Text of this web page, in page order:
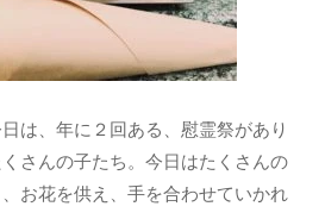
は、年に２回ある、慰霊祭があり
さんの子たち。今日はたくさんの
お花を供え、手を合わせていかれ